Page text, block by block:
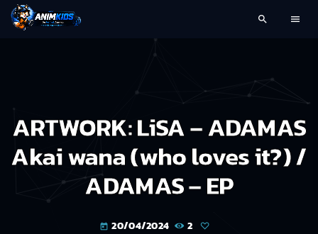
search menu
ARTWORK: LiSA – ADAMAS
Akai wana (who loves it?) /
ADAMAS – EP
today 20/04/2024 2